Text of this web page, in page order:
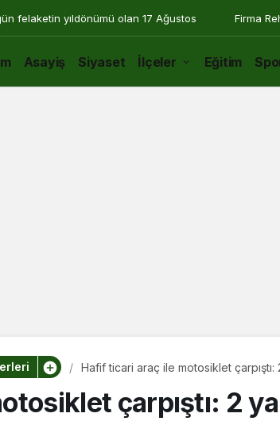
felaketin yıldönümü olan 17 Ağustos Firma
Asayiş Siyaset İlçeler Eğitim
Hafif ticari araç ile motosiklet çarpıştı:
çarpıştı: 2